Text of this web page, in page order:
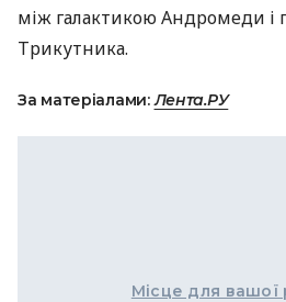
між галактикою Андромеди і
Трикутника.
За матеріалами:Лента.РУ
Місце для вашої